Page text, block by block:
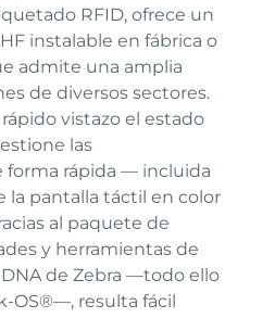
RFID, ofrece un
instalable en fábrica o
admite una amplia
de diversos sectores.
vistazo el estado
las
forma rápida — incluida
la pantalla táctil en color
al paquete de
y herramientas de
de Zebra —todo ello
OS®—, resulta fácil